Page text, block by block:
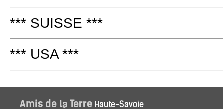
*** SUISSE ***
*** USA ***